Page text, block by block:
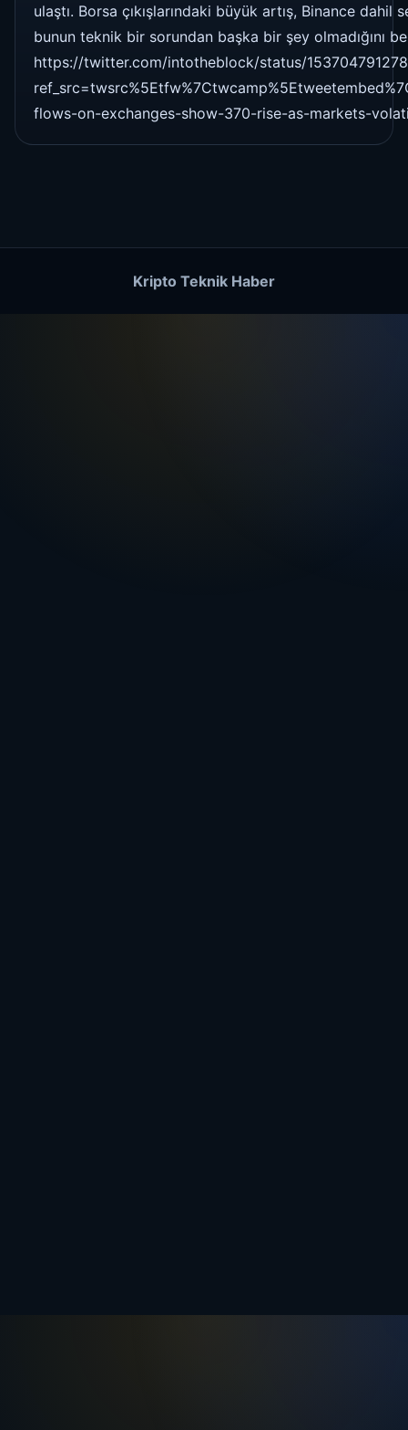
ulaştı. Borsa çıkışlarındaki büyük artış, Binance
bunun teknik bir sorundan başka bir şey olmadığını
https://twitter.com/intotheblock/status/
flows-on-exchanges-show-370-rise-as-markets-
Kripto Teknik Haber